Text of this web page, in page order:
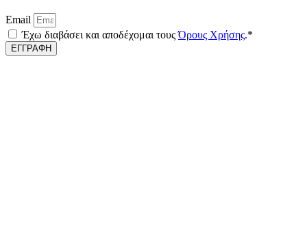
Email
Έχω διαβάσει και αποδέχομαι τουςΌρους Χρήσης.*
ΕΓΓΡΑΦΗ